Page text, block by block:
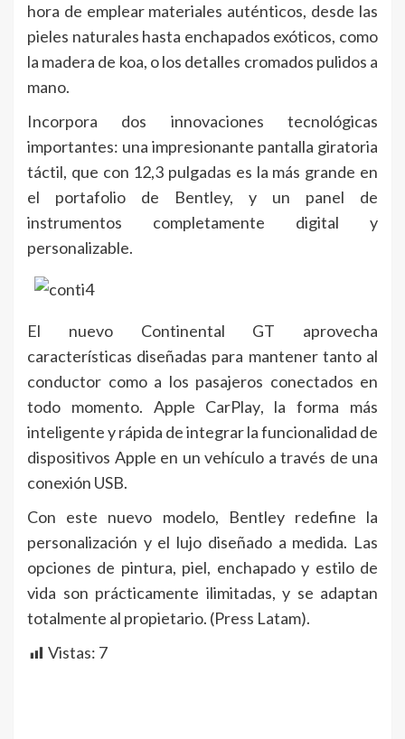
hora de emplear materiales auténticos, desde las
pieles naturales hasta enchapados exóticos, como
la madera de koa, o los detalles cromados pulidos a
mano.
Incorpora dos innovaciones tecnológicas
importantes: una impresionante pantalla giratoria
táctil, que con 12,3 pulgadas es la más grande en
el portafolio de Bentley, y un panel de
instrumentos completamente digital y
personalizable.
El nuevo Continental GT aprovecha
características diseñadas para mantener tanto al
conductor como a los pasajeros conectados en
todo momento. Apple CarPlay, la forma más
inteligente y rápida de integrar la funcionalidad de
dispositivos Apple en un vehículo a través de una
conexión USB.
Con este nuevo modelo, Bentley redefine la
personalización y el lujo diseñado a medida. Las
opciones de pintura, piel, enchapado y estilo de
vida son prácticamente ilimitadas, y se adaptan
totalmente al propietario. (Press Latam).
Vistas: 7